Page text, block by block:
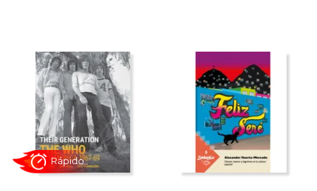
15%
dcto.
$ 21.99
$ 18.69
40%
dcto.